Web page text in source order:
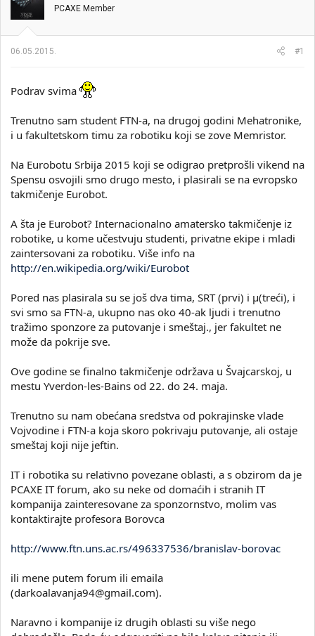
t
n
t
e
m
a
j
a
PCAXE Member
06.05.2015. #1
Podrav svima
Trenutno sam student FTN-a, na drugoj godini Mehatronike,
i u fakultetskom timu za robotiku koji se zove Memristor.
Na Eurobotu Srbija 2015 koji se odigrao pretprošli vikend na
Spensu osvojili smo drugo mesto, i plasirali se na evropsko
takmičenje Eurobot.
A šta je Eurobot? Internacionalno amatersko takmičenje iz
robotike, u kome učestvuju studenti, privatne ekipe i mladi
zaintersovani za robotiku. Više info na
http://en.wikipedia.org/wiki/Eurobot
Pored nas plasirala su se još dva tima, SRT (prvi) i μ(treći), i
svi smo sa FTN-a, ukupno nas oko 40-ak ljudi i trenutno
tražimo sponzore za putovanje i smeštaj., jer fakultet ne
može da pokrije sve.
Ove godine se finalno takmičenje održava u Švajcarskoj, u
mestu Yverdon-les-Bains od 22. do 24. maja.
Trenutno su nam obećana sredstva od pokrajinske vlade
Vojvodine i FTN-a koja skoro pokrivaju putovanje, ali ostaje
smeštaj koji nije jeftin.
IT i robotika su relativno povezane oblasti, a s obzirom da je
PCAXE IT forum, ako su neke od domaćih i stranih IT
kompanija zainteresovane za sponzornstvo, molim vas
kontaktirajte profesora Borovca
http://www.ftn.uns.ac.rs/496337536/branislav-borovac
ili mene putem forum ili emaila
(darkoalavanja94@gmail.com).
Naravno i kompanije iz drugih oblasti su više nego